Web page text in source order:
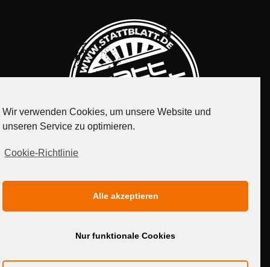
MEDIADATEN
Wir verwenden Cookies, um unsere Website und
unseren Service zu optimieren.
Cookie-Richtlinie
Alle akzeptieren
Nur funktionale Cookies